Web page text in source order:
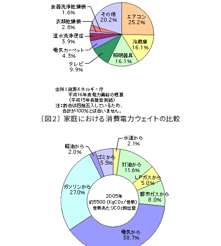
〔図２〕 家庭における消費電力ウェイトの比較